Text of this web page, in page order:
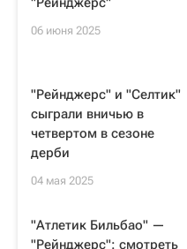
06 июня 2025
"Рейнджерс" и "Селтик"
сыграли вничью в
четвертом в сезоне
дерби
04 мая 2025
"Атлетик Бильбао" —
"Рейнджерс": смотреть